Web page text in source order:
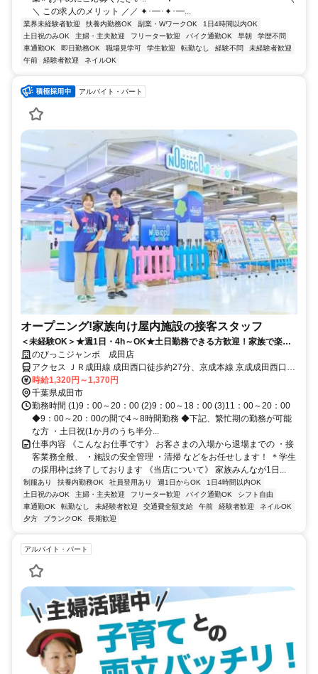
＼ この求人のメリット ／／ ✦･━･✦･━...
業界未経験者歓迎 扶養内勤務OK 副業・WワークOK
1日4時間以内OK
土日祝のみOK
主婦・主夫歓迎 フリーター歓迎 バイク通勤OK 早朝
学歴不問
車通勤OK
即日勤務OK 職場見学可 学生歓迎 転勤なし 経験不問
未経験者歓迎
午前
経験者歓迎 ネイルOK
アルバイト・パート
オープニング!家族向け屋内施設の接客スタッフ
＜未経験OK＞★週1日・4h～OK★土日勤務できる方歓迎！家族で楽し
める「あそびの空間」でお仕事♪
のびっこジャンボ 成田店
アクセス ＪＲ成田線 成田西口徒歩約27分、京成本線 京成成田西口徒
歩約32分、京成東成田線 京成成田西口徒歩約32分 成田駅から車で8
分
時給1,320円～1,370円
千葉県成田市
勤務時間 (1)9：00～20：00 (2)9：00～18：00 (3)11：00～20：00
◆9：00～20：00の間で4～8時間勤務 ◆下記、繁忙期の勤務が可能
な方 ・土日祝(1か月のうち半分...
仕事内容 《こんなお仕事です》 お客さまの入場から退場までの ・接
客業務全般、 ・施設の安全管理 ・清掃 などをお任せします！ ＊学生
の採用枠は終了しております 《当店について》 家族みんなが1日...
制服あり 扶養内勤務OK 社員登用あり 週1日からOK
1日4時間以内OK
土日祝のみOK
主婦・主夫歓迎 フリーター歓迎 バイク通勤OK
シフト自由
車通勤OK
転勤なし 未経験者歓迎 交通費全額支給 午前 経験者歓迎
ネイルOK
夕方
ブランクOK 長期歓迎
アルバイト・パート